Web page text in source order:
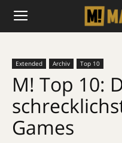
Extended Archiv Top 10
M! Top 10:
Games